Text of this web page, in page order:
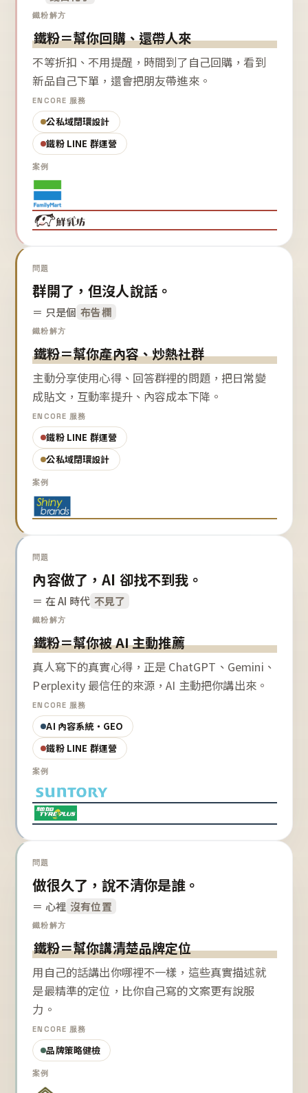
鐵粉解方
鐵粉＝幫你回購、還帶人來
不等折扣、不用提醒，時間到了自己回購，看到
新品自己下單，還會把朋友帶進來。
ENCORE 服務
公私域閉環設計
鐵粉 LINE 群運營
案例
問題
群開了，但沒人說話。
＝ 只是個 布告欄
鐵粉解方
鐵粉＝幫你產內容、炒熱社群
主動分享使用心得、回答群裡的問題，把日常變
成貼文，互動率提升、內容成本下降。
ENCORE 服務
鐵粉 LINE 群運營
公私域閉環設計
案例
問題
內容做了，AI 卻找不到我。
＝ 在 AI 時代 不見了
鐵粉解方
鐵粉＝幫你被 AI 主動推薦
真人寫下的真實心得，正是 ChatGPT、Gemini、
Perplexity 最信任的來源，AI 主動把你講出來。
ENCORE 服務
AI 內容系統・GEO
鐵粉 LINE 群運營
案例
問題
做很久了，說不清你是誰。
＝ 心裡 沒有位置
鐵粉解方
鐵粉＝幫你講清楚品牌定位
用自己的話講出你哪裡不一樣，這些真實描述就
是最精準的定位，比你自己寫的文案更有說服
力。
ENCORE 服務
品牌策略健檢
案例